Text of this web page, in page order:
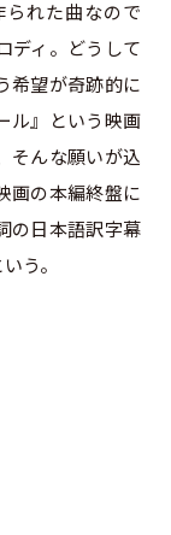
れた曲なので
ディ。どうして
希望が奇跡的に
ル』という映画
そんな願いが込
画の本編終盤に
の日本語訳字幕
う。